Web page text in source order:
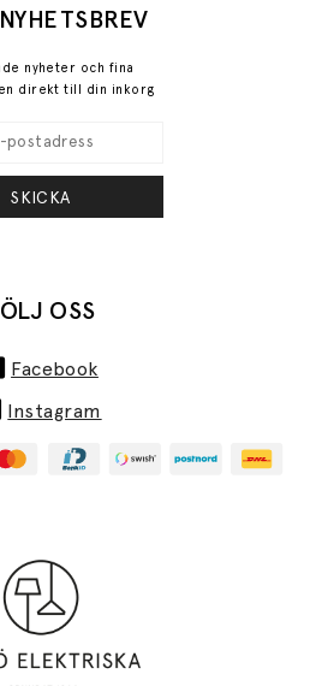
nyheter och fina
direkt till din inkorg
SKICKA
OSS
Facebook
Instagram